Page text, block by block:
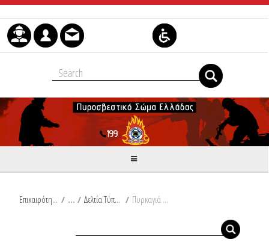
Μετάβαση στο περιεχόμενο
Επικαιρότητα / Δελτία Τύπου / Πυρκαγιά σε κτηνοτροφική εγκατάσταση στην Ημαθία